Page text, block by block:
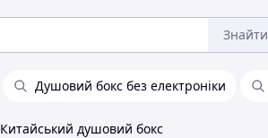
Знайти
Душовий бокс без електроніки
Китайський душовий бокс